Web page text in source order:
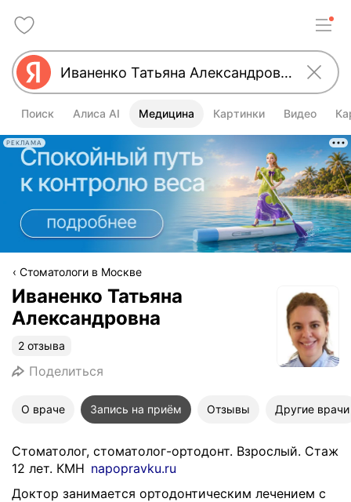
Поиск Алиса AI Медицина Картинки Видео
РЕКЛАМА
Стоматологи в Москве
Иваненко Татьяна
Александровна
2 отзыва
Поделиться
О враче Запись на приём Отзывы Другие врачи
Стоматолог, стоматолог-ортодонт. Взрослый. Стаж
12 лет. КМН napopravku.ru
Доктор занимается ортодонтическим лечением с